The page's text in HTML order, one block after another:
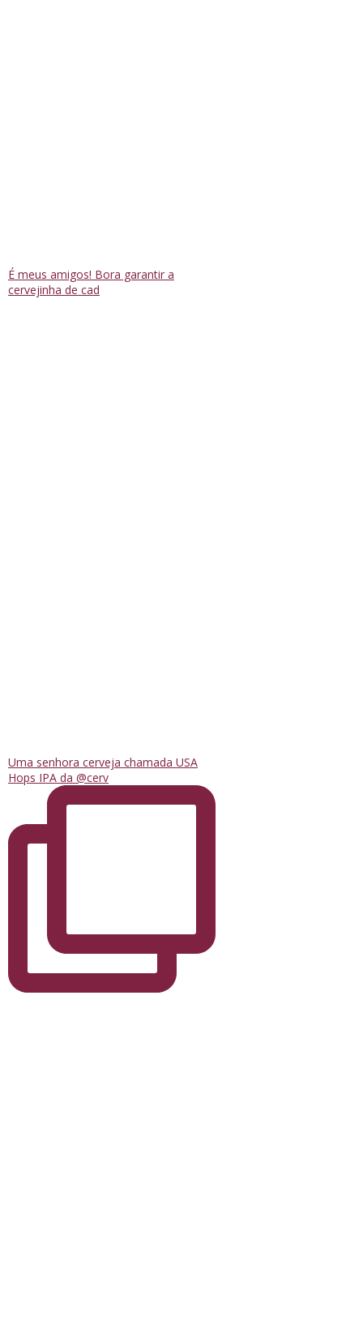
É meus amigos! Bora garantir a
cervejinha de cad
Uma senhora cerveja chamada USA
Hops IPA da @cerv